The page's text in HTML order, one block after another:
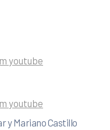
youtube
youtube
y Mariano Castillo